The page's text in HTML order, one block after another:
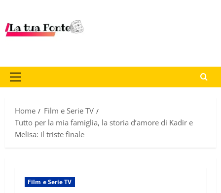
Home
Film e Serie TV
Tutto per la mia famiglia, la storia d’amore di Kadir e
Melisa: il triste finale
Film e Serie TV